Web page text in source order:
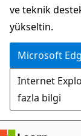
ve teknik
yükseltin.
Microsoft
Internet
fazla bilgi